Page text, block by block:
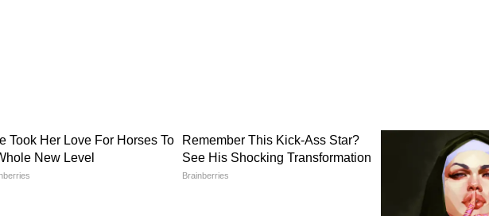
আলাদা সময়সীমা নির্ধারণ করা হয়েছে।